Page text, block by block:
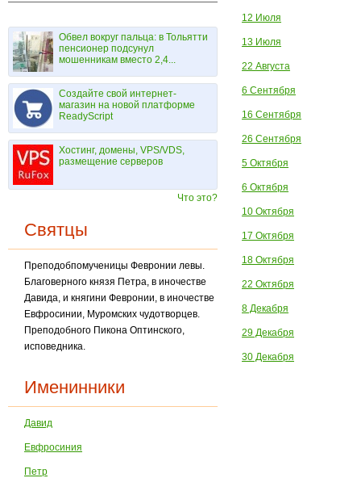
Обвел вокруг пальца: в Тольятти
пенсионер подсунул
мошенникам вместо 2,4...
Создайте свой интернет-
магазин на новой платформе
ReadyScript
Хостинг, домены, VPS/VDS,
размещение серверов
Что это?
Святцы
Преподобпомученицы Февронии левы.
Благоверного князя Петра, в иночестве
Давида, и княгини Февронии, в иночестве
Евфросинии, Муромских чудотворцев.
Преподобного Пи­кона Оптинского,
исповедника.
Именинники
Давид
Евфросиния
Петр
12 Июля
13 Июля
22 Августа
6 Сентября
16 Сентября
26 Сентября
5 Октября
6 Октября
10 Октября
17 Октября
18 Октября
22 Октября
8 Декабря
29 Декабря
30 Декабря